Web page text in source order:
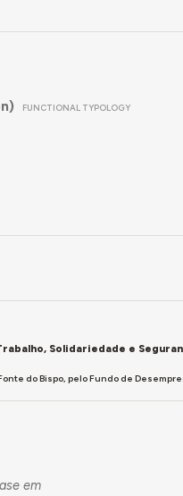
FUNCTIONAL TYPOLOGY
Solidariedade e
do Bispo, pelo Fundo de
em